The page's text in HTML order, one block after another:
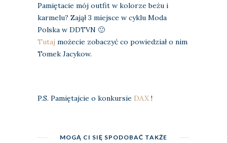
Pamiętacie mój outfit w kolorze beżu i
karmelu? Zajął 3 miejsce w cyklu Moda
Polska w DDTVN 🙂
Tutaj możecie zobaczyć co powiedział o nim
Tomek Jacykow.
P.S. Pamiętajcie o konkursie DAX !
MOGĄ CI SIĘ SPODOBAĆ TAKŻE